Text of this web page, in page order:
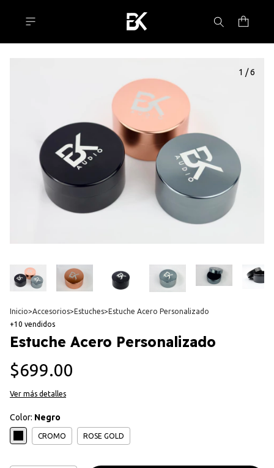
1 /6
Inicio>Accesorios> Estuches> Estuche Acero Personalizado
+10 vendidos
Estuche Acero Personalizado
$699.00
Ver más detalles
Color: Negro
CROMO ROSE GOLD